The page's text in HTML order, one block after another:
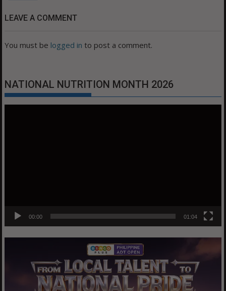
LEAVE A COMMENT
You must be logged in to post a comment.
NATIONAL NUTRITION MONTH 2026
00:00 01:04